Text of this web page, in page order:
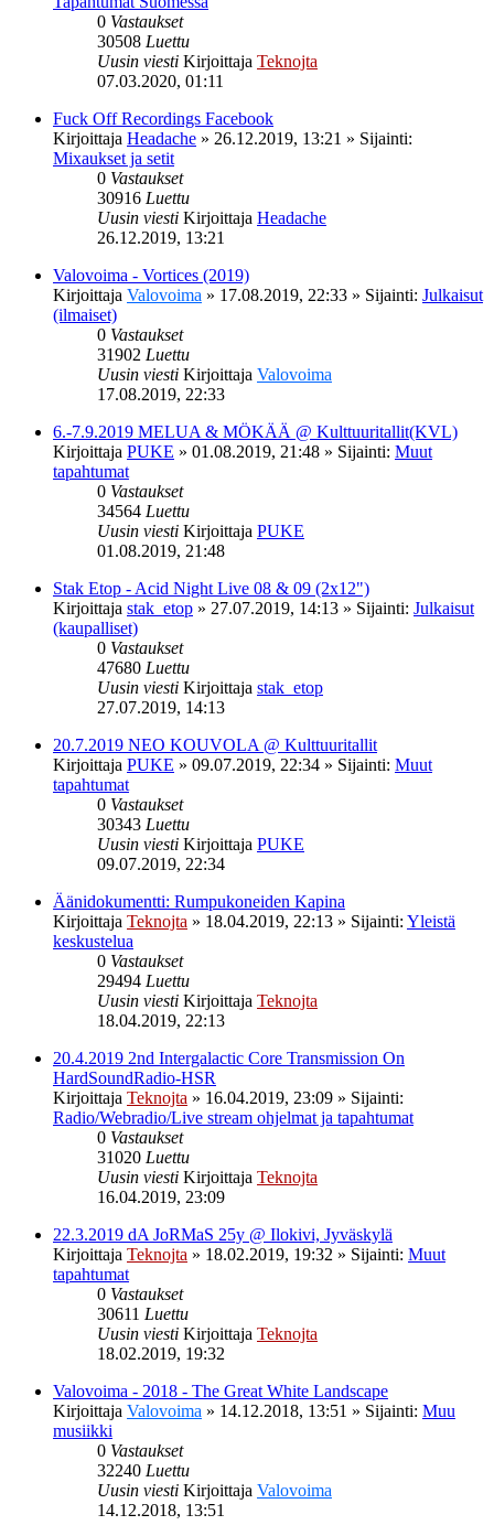
0 Vastaukset
30508 Luettu
Uusin viesti Kirjoittaja Teknojta
07.03.2020, 01:11
Fuck Off Recordings Facebook
Kirjoittaja Headache » 26.12.2019, 13:21 » Sijainti:
Mixaukset ja setit
0 Vastaukset
30916 Luettu
Uusin viesti Kirjoittaja Headache
26.12.2019, 13:21
Valovoima - Vortices (2019)
Kirjoittaja Valovoima » 17.08.2019, 22:33 » Sijainti: Julkaisut
(ilmaiset)
0 Vastaukset
31902 Luettu
Uusin viesti Kirjoittaja Valovoima
17.08.2019, 22:33
6.-7.9.2019 MELUA & MÖKÄÄ @ Kulttuuritallit(KVL)
Kirjoittaja PUKE » 01.08.2019, 21:48 » Sijainti: Muut
tapahtumat
0 Vastaukset
34564 Luettu
Uusin viesti Kirjoittaja PUKE
01.08.2019, 21:48
Stak Etop - Acid Night Live 08 & 09 (2x12")
Kirjoittaja stak_etop » 27.07.2019, 14:13 » Sijainti: Julkaisut
(kaupalliset)
0 Vastaukset
47680 Luettu
Uusin viesti Kirjoittaja stak_etop
27.07.2019, 14:13
20.7.2019 NEO KOUVOLA @ Kulttuuritallit
Kirjoittaja PUKE » 09.07.2019, 22:34 » Sijainti: Muut
tapahtumat
0 Vastaukset
30343 Luettu
Uusin viesti Kirjoittaja PUKE
09.07.2019, 22:34
Äänidokumentti: Rumpukoneiden Kapina
Kirjoittaja Teknojta » 18.04.2019, 22:13 » Sijainti: Yleistä
keskustelua
0 Vastaukset
29494 Luettu
Uusin viesti Kirjoittaja Teknojta
18.04.2019, 22:13
20.4.2019 2nd Intergalactic Core Transmission On
HardSoundRadio-HSR
Kirjoittaja Teknojta » 16.04.2019, 23:09 » Sijainti:
Radio/Webradio/Live stream ohjelmat ja tapahtumat
0 Vastaukset
31020 Luettu
Uusin viesti Kirjoittaja Teknojta
16.04.2019, 23:09
22.3.2019 dA JoRMaS 25y @ Ilokivi, Jyväskylä
Kirjoittaja Teknojta » 18.02.2019, 19:32 » Sijainti: Muut
tapahtumat
0 Vastaukset
30611 Luettu
Uusin viesti Kirjoittaja Teknojta
18.02.2019, 19:32
Valovoima - 2018 - The Great White Landscape
Kirjoittaja Valovoima » 14.12.2018, 13:51 » Sijainti: Muu
musiikki
0 Vastaukset
32240 Luettu
Uusin viesti Kirjoittaja Valovoima
14.12.2018, 13:51